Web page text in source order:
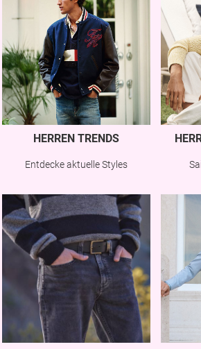
HERREN TRENDS
Entdecke aktuelle Styles